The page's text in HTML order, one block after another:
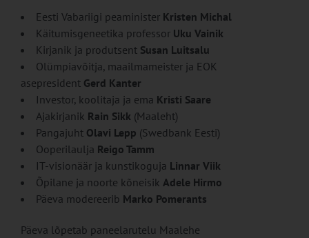
Eesti Vabariigi peaminister Kristen Michal
Käitumisgeneetika professor Uku Vainik
Kirjanik ja produtsent Susan Luitsalu
Olümpiavõitja, maailmameister ja EOK
asepresident Gerd Kanter
Investor, koolitaja ja ema Kristi Saare
Ajakirjanik Rain Sikk (Maaleht)
Pangajuht Olavi Lepp (Swedbank Eesti)
Ooperilaulja Reigo Tamm
IT-visionäär ja kunstikoguja Linnar Viik
Õpilane ja noorte kõneisik Adele Hirmo
Päeva modereerib Marko Pomerants
Päeva lõpetab paneelarutelu Maalehe